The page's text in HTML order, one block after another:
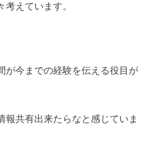
考えています。
が今までの経験を伝える役目が
報共有出来たらなと感じていま